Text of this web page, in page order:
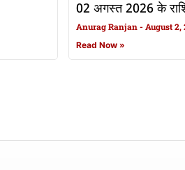
02 अगस्त 2026 के
Anurag Ranjan August 2,
Read Now »